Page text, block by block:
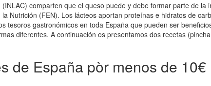
comparten que el queso puede y debe formar parte de
Nutrición (FEN). Los lácteos aportan proteínas e hidratos de
tesoros gastronómicos en toda España que pueden ser
diferentes. A continuación os presentamos dos recetas
de España pòr menos de 10€